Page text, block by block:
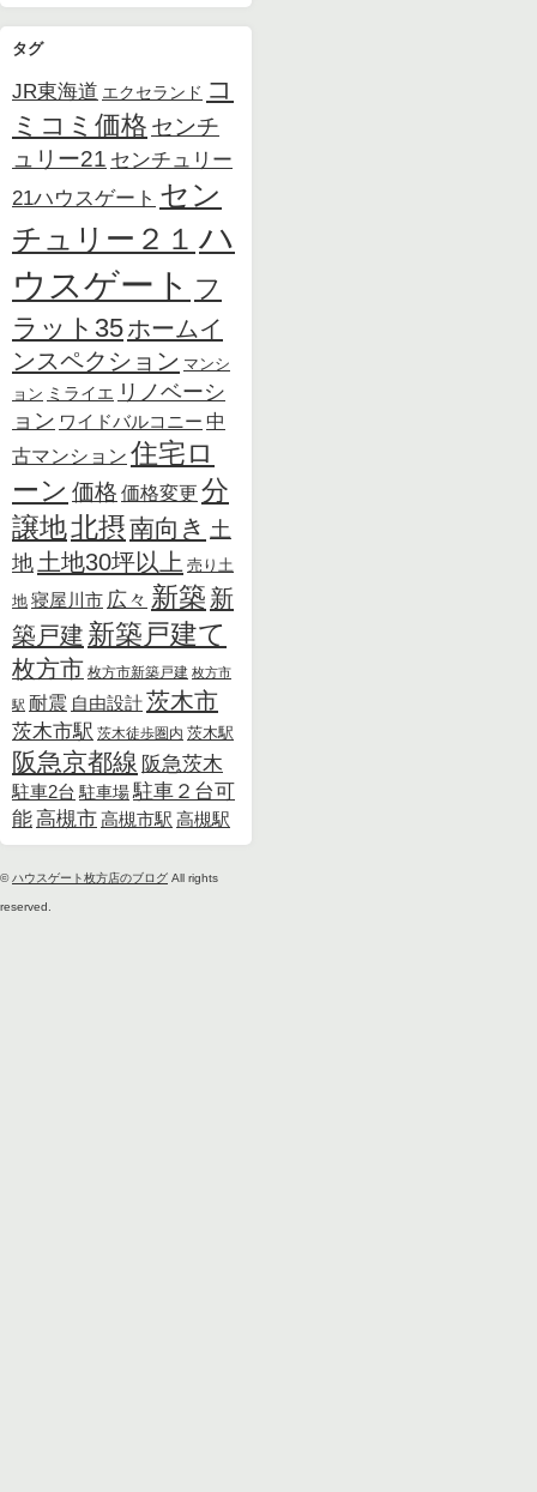
タグ
JR東海道 エクセランド コ
ミコミ価格 センチ
ュリー21 センチュリー
21ハウスゲート セン
チュリー２１ ハ
ウスゲート フ
ラット35ホームイ
ンスペクション マンシ
ョン ミライエ リノベーシ
ョン ワイドバルコニー 中
古マンション 住宅ロ
ーン 価格 価格変更 分
譲地北摂南向き 土
地 土地30坪以上 売り土
地 寝屋川市 広々 新築 新
築戸建 新築戸建て
枚方市 枚方市新築戸建 枚方市
駅 耐震 自由設計茨木市
茨木市駅 茨木徒歩圏内 茨木駅
阪急京都線 阪急茨木
駐車2台 駐車場駐車２台可
能高槻市高槻市駅 高槻駅
©ハウスゲート枚方店のブログ All rights
reserved.